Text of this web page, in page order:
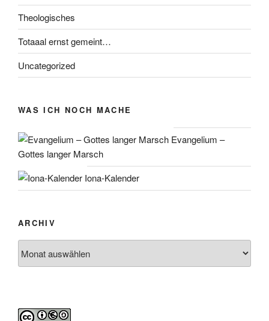
Theologisches
Totaaal ernst gemeint…
Uncategorized
WAS ICH NOCH MACHE
Evangelium –
Gottes langer Marsch
Iona-Kalender
ARCHIV